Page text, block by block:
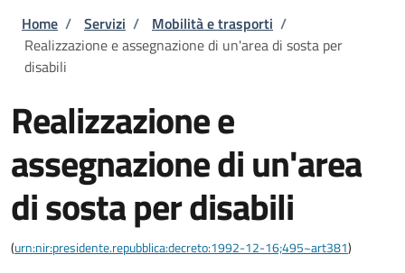
Briciole di pane
Home / Servizi / Mobilità e trasporti /
Realizzazione e assegnazione di un'area di sosta per
disabili
Realizzazione e
assegnazione di un'area
di sosta per disabili
(urn:nir:presidente.repubblica:decreto:1992-12-16;495~art381)